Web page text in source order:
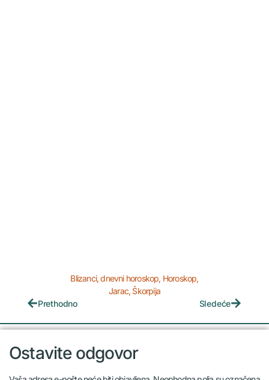
Blizanci,dnevni horoskop, Horoskop,
Jarac, Škorpija
Prethodno
Sledeće
Ostavite odgovor